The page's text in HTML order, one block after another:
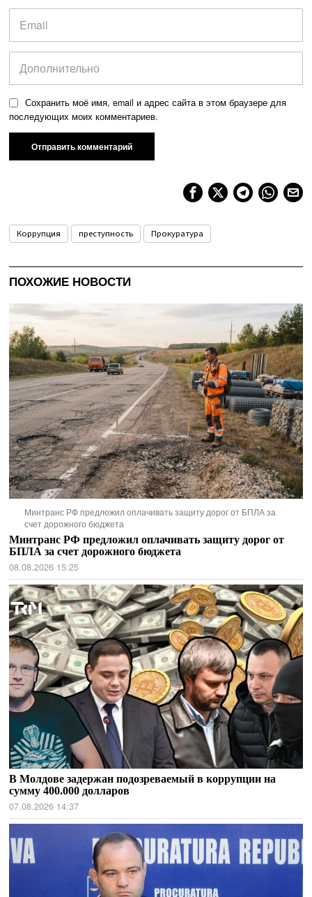
Сохранить моё имя, email и адрес сайта в этом браузере для
последующих моих комментариев.
Коррупция преступность Прокуратура
ПОХОЖИЕ НОВОСТИ
Минтранс РФ предложил оплачивать защиту дорог от БПЛА за
счет дорожного бюджета
Минтранс РФ предложил оплачивать защиту дорог от
БПЛА за счет дорожного бюджета
08.08.2026 15:25
В Молдове задержан подозреваемый в коррупции на
сумму 400.000 долларов
07.08.2026 14:37